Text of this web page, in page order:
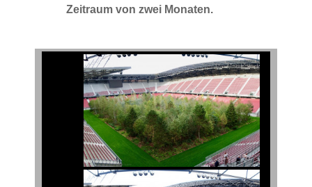
Zeitraum von zwei Monaten.